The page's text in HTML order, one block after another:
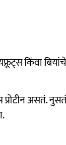
किंवा
असतं. नुसतं